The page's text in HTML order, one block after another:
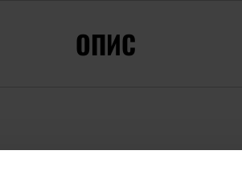
ОПИС
WINTER JACKET - BROWN